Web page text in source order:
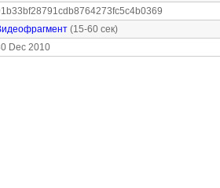
(15-60 сек)
Dec 2010